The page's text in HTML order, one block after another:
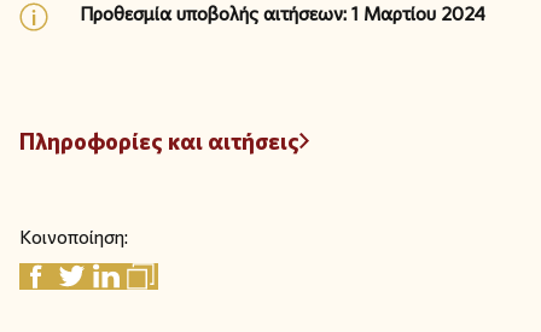
Προθεσμία υποβολής αιτήσεων: 1 Μαρτίου 2024
Πληροφορίες και αιτήσεις
Κοινοποίηση: